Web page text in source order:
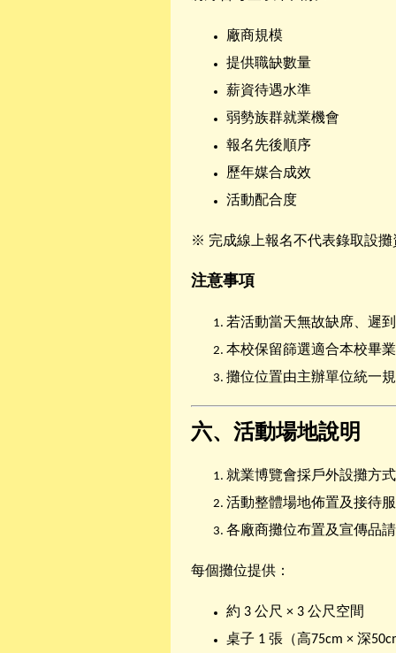
廠商規模
提供職缺數量
薪資待遇水準
弱勢族群就業機會
報名先後順序
歷年媒合成效
活動配合度
※ 完成線上報名不代表錄取設攤
注意事項
若活動當天無故缺席、遲
本校保留篩選適合本校畢
攤位位置由主辦單位統一
六、活動場地說明
就業博覽會採戶外設攤方
活動整體場地佈置及接待
各廠商攤位布置及宣傳品
每個攤位提供：
約 3 公尺 × 3 公尺空間
桌子 1 張（高75cm × 深